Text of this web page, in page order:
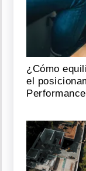
¿Cómo
el